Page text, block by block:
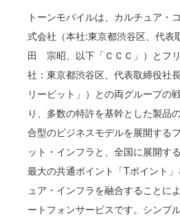
トーンモバイルは、カルチュア・
式会社（本社:東京都渋谷区、代
田 宗昭、以下「ＣＣＣ」）とフ
社：東京都渋谷区、代表取締役
リービット」）との両グループの
り、多数の特許を基幹とした製品
合型のビジネスモデルを展開する
ット・インフラと、全国に展開す
最大の共通ポイント「Tポイント
ュア・インフラを融合することに
ートフォンサービスです。シンプ